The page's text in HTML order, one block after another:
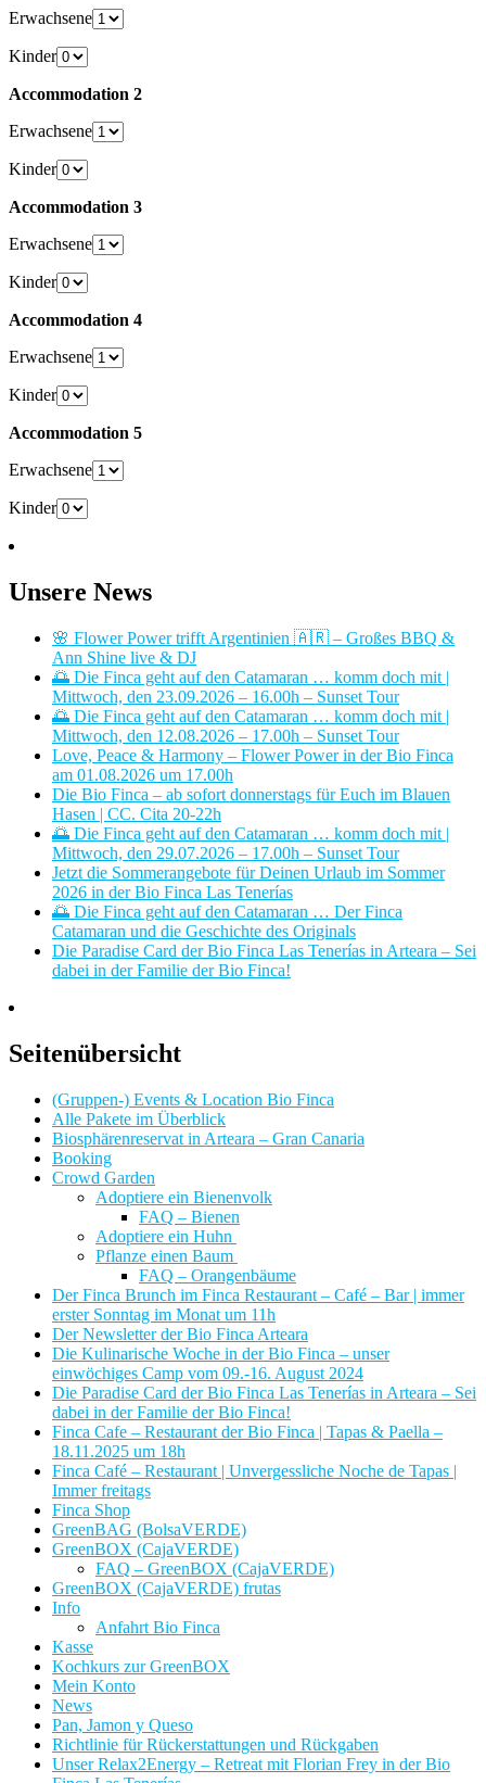
Erwachsene
Kinder
Accommodation 2
Erwachsene
Kinder
Accommodation 3
Erwachsene
Kinder
Accommodation 4
Erwachsene
Kinder
Accommodation 5
Erwachsene
Kinder
Unsere News
🌸 Flower Power trifft Argentinien 🇦🇷 – Großes BBQ &
Ann Shine live & DJ
🌅 Die Finca geht auf den Catamaran … komm doch mit |
Mittwoch, den 23.09.2026 – 16.00h – Sunset Tour
🌅 Die Finca geht auf den Catamaran … komm doch mit |
Mittwoch, den 12.08.2026 – 17.00h – Sunset Tour
Love, Peace & Harmony – Flower Power in der Bio Finca
am 01.08.2026 um 17.00h
Die Bio Finca – ab sofort donnerstags für Euch im Blauen
Hasen | CC. Cita 20-22h
🌅 Die Finca geht auf den Catamaran … komm doch mit |
Mittwoch, den 29.07.2026 – 17.00h – Sunset Tour
Jetzt die Sommerangebote für Deinen Urlaub im Sommer
2026 in der Bio Finca Las Tenerías
🌅 Die Finca geht auf den Catamaran … Der Finca
Catamaran und die Geschichte des Originals
Die Paradise Card der Bio Finca Las Tenerías in Arteara – Sei
dabei in der Familie der Bio Finca!
Seitenübersicht
(Gruppen-) Events & Location Bio Finca
Alle Pakete im Überblick
Biosphärenreservat in Arteara – Gran Canaria
Booking
Crowd Garden
Adoptiere ein Bienenvolk
FAQ – Bienen
Adoptiere ein Huhn
Pflanze einen Baum
FAQ – Orangenbäume
Der Finca Brunch im Finca Restaurant – Café – Bar | immer
erster Sonntag im Monat um 11h
Der Newsletter der Bio Finca Arteara
Die Kulinarische Woche in der Bio Finca – unser
einwöchiges Camp vom 09.-16. August 2024
Die Paradise Card der Bio Finca Las Tenerías in Arteara – Sei
dabei in der Familie der Bio Finca!
Finca Cafe – Restaurant der Bio Finca | Tapas & Paella –
18.11.2025 um 18h
Finca Café – Restaurant | Unvergessliche Noche de Tapas |
Immer freitags
Finca Shop
GreenBAG (BolsaVERDE)
GreenBOX (CajaVERDE)
FAQ – GreenBOX (CajaVERDE)
GreenBOX (CajaVERDE) frutas
Info
Anfahrt Bio Finca
Kasse
Kochkurs zur GreenBOX
Mein Konto
News
Pan, Jamon y Queso
Richtlinie für Rückerstattungen und Rückgaben
Unser Relax2Energy – Retreat mit Florian Frey in der Bio